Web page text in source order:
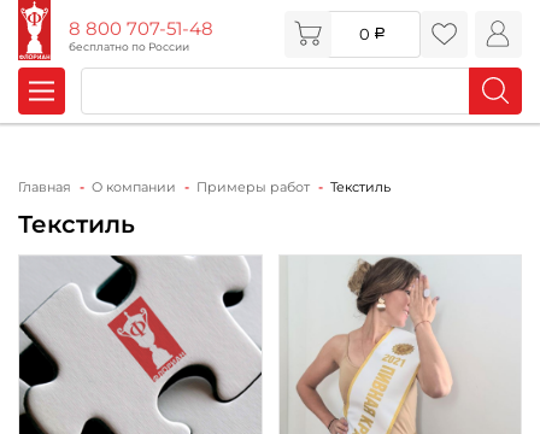
8 800 707-51-48
бесплатно по России
0
Главная О компании Примеры работ Текстиль
Текстиль